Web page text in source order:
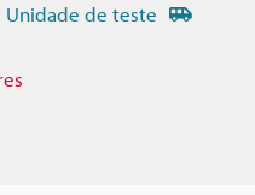
Unidade de teste